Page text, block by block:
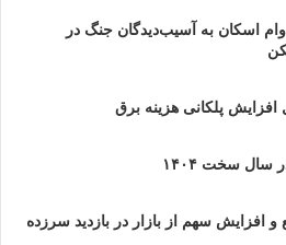
ریال وام اسکان به آسیب‌دیدگان جنگ در
پلکانی هزینه برق
سال سخت ۱۴۰۴
و افزایش سهم از بازار در بازدید سرزده